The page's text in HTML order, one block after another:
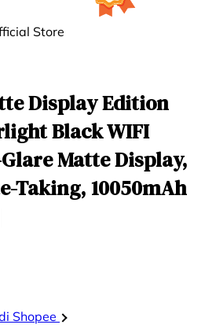
Store
Display Edition
Black WIFI
Matte Display,
Taking, 10050mAh
Shopee